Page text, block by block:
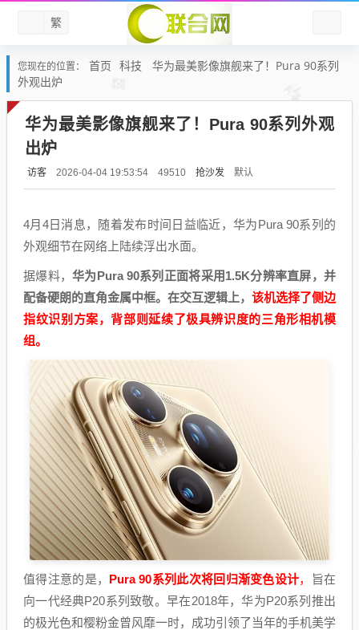
繁
您现在的位置： 首页 科技
华为最美影像旗舰来了！Pura 90系列
外观出炉
华为最美影像旗舰来了！Pura 90系列外观
出炉
访客 2026-04-04 19:53:54 49510 抢沙发 默认
4月4日消息，随着发布时间日益临近，华为Pura 90系列的
外观细节在网络上陆续浮出水面。
据爆料，华为Pura 90系列正面将采用1.5K分辨率直屏，并
配备硬朗的直角金属中框。在交互逻辑上， 该机选择了侧边
指纹识别方案，背部则延续了极具辨识度的三角形相机模
组。
值得注意的是， Pura 90系列此次将回归渐变色设计，
旨在
向一代经典P20系列致敬。早在2018年，华为P20系列推出
的极光色和樱粉金曾风靡一时，成功引领了当年的手机美学